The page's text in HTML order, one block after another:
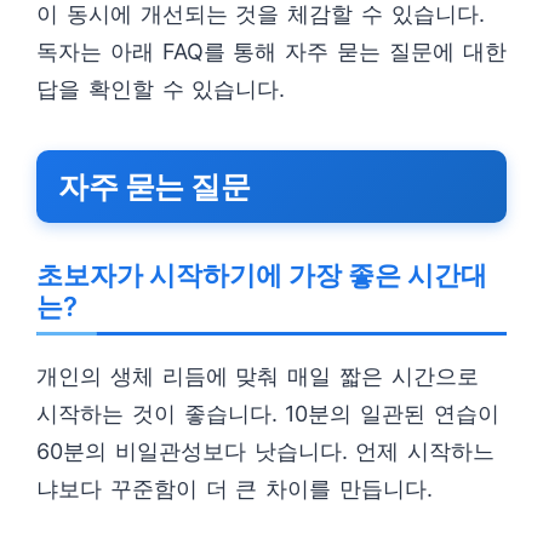
이 동시에 개선되는 것을 체감할 수 있습니다.
독자는 아래 FAQ를 통해 자주 묻는 질문에 대한
답을 확인할 수 있습니다.
자주 묻는 질문
초보자가 시작하기에 가장 좋은 시간대
는?
개인의 생체 리듬에 맞춰 매일 짧은 시간으로
시작하는 것이 좋습니다. 10분의 일관된 연습이
60분의 비일관성보다 낫습니다. 언제 시작하느
냐보다 꾸준함이 더 큰 차이를 만듭니다.